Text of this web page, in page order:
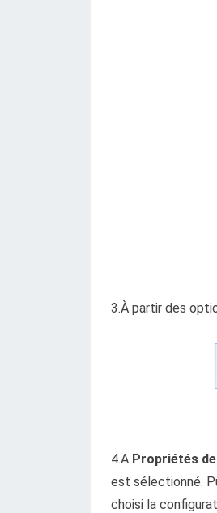
3.À partir des
4.A Propriétés
est sélectionné.
choisi la